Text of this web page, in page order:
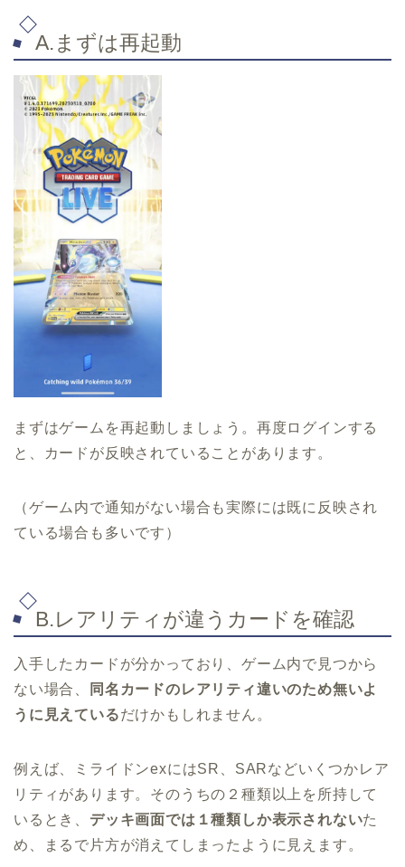
A.まずは再起動
まずはゲームを再起動しましょう。再度ログインする
と、カードが反映されていることがあります。
（ゲーム内で通知がない場合も実際には既に反映され
ている場合も多いです）
B.レアリティが違うカードを確認
入手したカードが分かっており、ゲーム内で見つから
ない場合、
同名カードのレアリティ違いのため無いよ
うに見えているだけかもしれません。
例えば、ミライドンexにはSR、SARなどいくつかレア
リティがあります。そのうちの２種類以上を所持して
いるとき、 デッキ画面では１種類しか表示されないた
め、まるで片方が消えてしまったように見えます。